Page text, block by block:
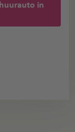
in